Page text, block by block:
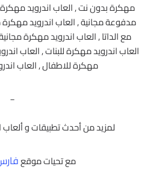
مهكرة بدون نت , العاب اندرويد
مدفوعة مجانية , العاب اندرويد
مع الداتا , العاب اندرويد مهكرة
العاب اندرويد مهكرة للبنات , العاب
مهكرة للاطفال , العاب
_
لمزيد من أحدث تطبيقات و ألعاب
مع تحيات موقع